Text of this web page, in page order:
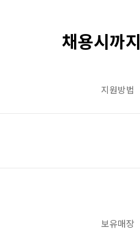
채용시까지
지원방법
보유매장